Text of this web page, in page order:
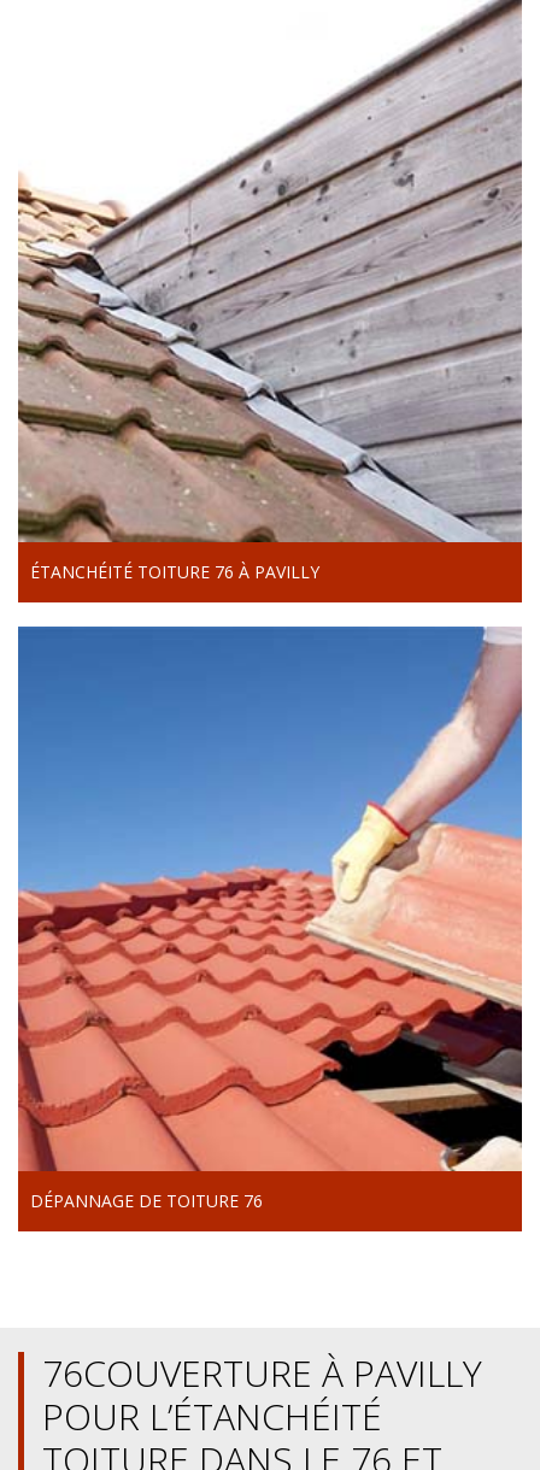
ÉTANCHÉITÉ TOITURE 76 À PAVILLY
DÉPANNAGE DE TOITURE 76
76COUVERTURE À PAVILLY
POUR L’ÉTANCHÉITÉ
TOITURE DANS LE 76 ET